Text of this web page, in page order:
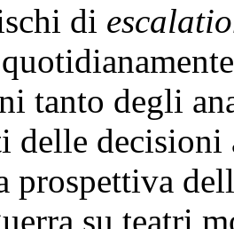
di
tanto degli
delle
prospettiva
su teatri